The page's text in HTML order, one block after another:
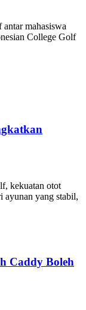
mahasiswa
College Golf
kekuatan otot
ayunan yang stabil,
Caddy Boleh